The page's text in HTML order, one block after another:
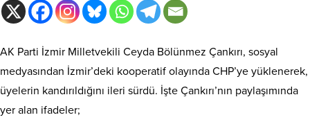
AK Parti İzmir Milletvekili Ceyda Bölünmez Çankırı, sosyal
medyasından İzmir’deki kooperatif olayında CHP’ye yüklenerek,
üyelerin kandırıldığını ileri sürdü. İşte Çankırı’nın paylaşımında
yer alan ifadeler;